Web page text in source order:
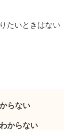
たいときはない
らない
からない